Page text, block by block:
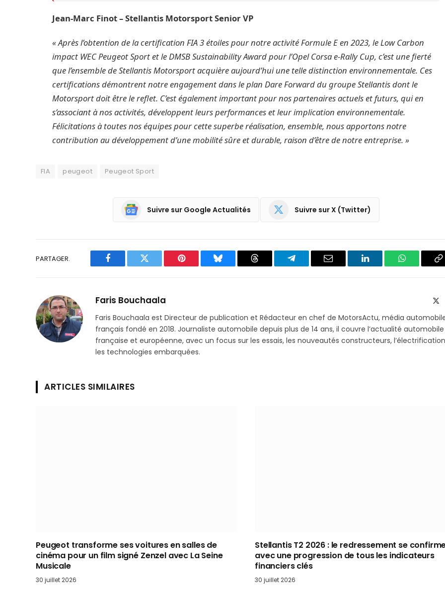
Jean-Marc Finot – Stellantis Motorsport Senior VP
« Après l’obtention de la certification FIA 3 étoilespour notre activité Formule E en 2023, le Low Carbon
impact WEC Peugeot Sport et le DMSB Sustainability Award pour l’Opel Corsa e-Rally Cup, c’est une fierté
que l’ensemble de Stellantis Motorsport acquière aujourd’hui une telle distinction environnementale. Ces
certifications démontrent notre engagement dans le plan Dare Forward du groupe Stellantis dont le
Motorsport doit être le reflet. C’est également important pour nos partenaires actuels et futurs, qui en
s’associant à nos activités, développent leurs performances et leur implication environnementale.
Félicitations à toutes nos équipes pour cette superbe réalisation, ensemble, nous apportons notre
contribution au développement d’une mobilité sûre et durable, raison d’être de notre entreprise. »
FIA peugeot Peugeot Sport
Suivre sur Google Actualités Suivre sur X (Twitter)
PARTAGER.
Facebook Twitter Pinterest Bluesky Threads
Partager
Email LinkedIn WhatsApp
Faris Bouchaala
Faris Bouchaala est Directeur de publication et Rédacteur en chef de MotorsActu, média
français fondé en 2018. Journaliste automobile depuis plus de 14 ans, il couvre l’actualité automobile
française et européenne, avec un focus sur les essais, les nouveautés constructeurs,
les technologies embarquées.
ARTICLES SIMILAIRES
Peugeot transforme ses voitures en salles de
cinéma pour un film signé Zenzel avec La Seine
Musicale
30 juillet 2026
Stellantis T2 2026 : le redressement se
avec une progression de tous les indicateurs
financiers clés
30 juillet 2026